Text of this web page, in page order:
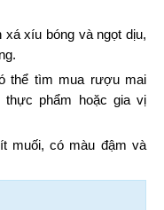
xá xíu bóng và ngọt dịu,
thể tìm mua rượu mai
thực phẩm hoặc gia vị
muối, có màu đậm và